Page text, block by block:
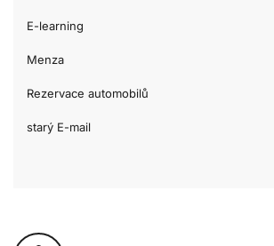
E-learning
Menza
Rezervace automobilů
starý E-mail